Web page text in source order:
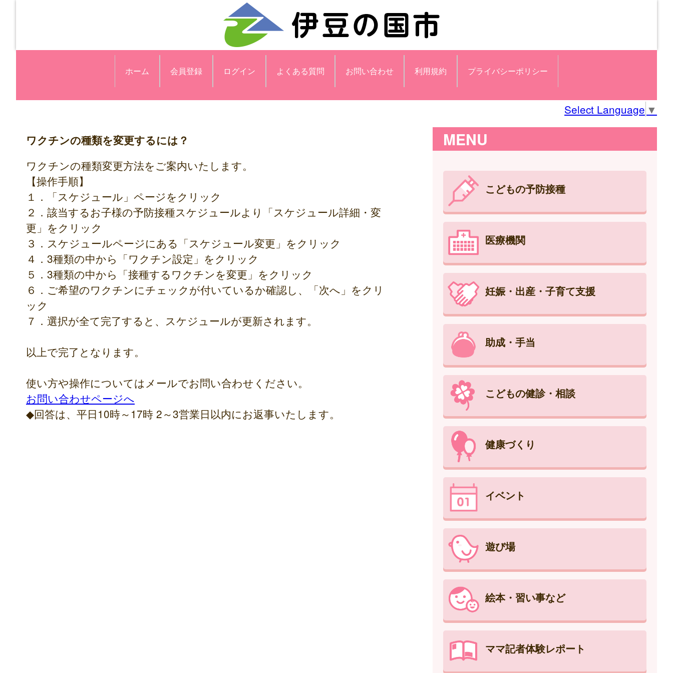
ホーム 会員登録 ログイン よくある質問 お問い合わせ 利用規約 プライバシーポリシー
Select Language ▼
ワクチンの種類を変更するには？
ワクチンの種類変更方法をご案内いたします。
【操作手順】
１．「スケジュール」ページをクリック
２．該当するお子様の予防接種スケジュールより「スケジュール詳細・変
更」をクリック
３．スケジュールページにある「スケジュール変更」をクリック
４．3種類の中から「ワクチン設定」をクリック
５．3種類の中から「接種するワクチンを変更」をクリック
６．ご希望のワクチンにチェックが付いているか確認し、「次へ」をクリ
ック
７．選択が全て完了すると、スケジュールが更新されます。
以上で完了となります。
使い方や操作についてはメールでお問い合わせください。
お問い合わせページへ
◆回答は、平日10時～17時 2～3営業日以内にお返事いたします。
MENU
こどもの予防接種
医療機関
妊娠・出産・子育て支援
助成・手当
こどもの健診・相談
健康づくり
イベント
遊び場
絵本・習い事など
ママ記者体験レポート